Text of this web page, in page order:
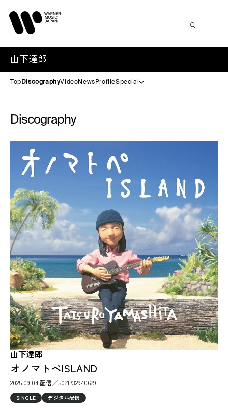
山下達郎
Top DiscographyVideoNews ProfileSpecial
Discography
山下達郎
オノマトペISLAND
2025.09.04 配信／5021732940629
SINGLE デジタル配信